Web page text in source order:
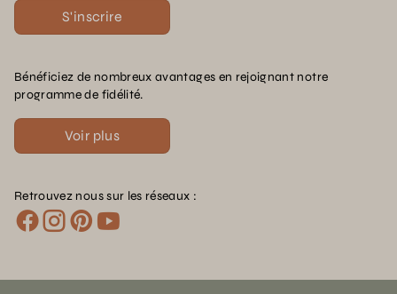
S'inscrire
Bénéficiez de nombreux avantages en rejoignant notre
programme de fidélité.
Voir plus
Retrouvez nous sur les réseaux :